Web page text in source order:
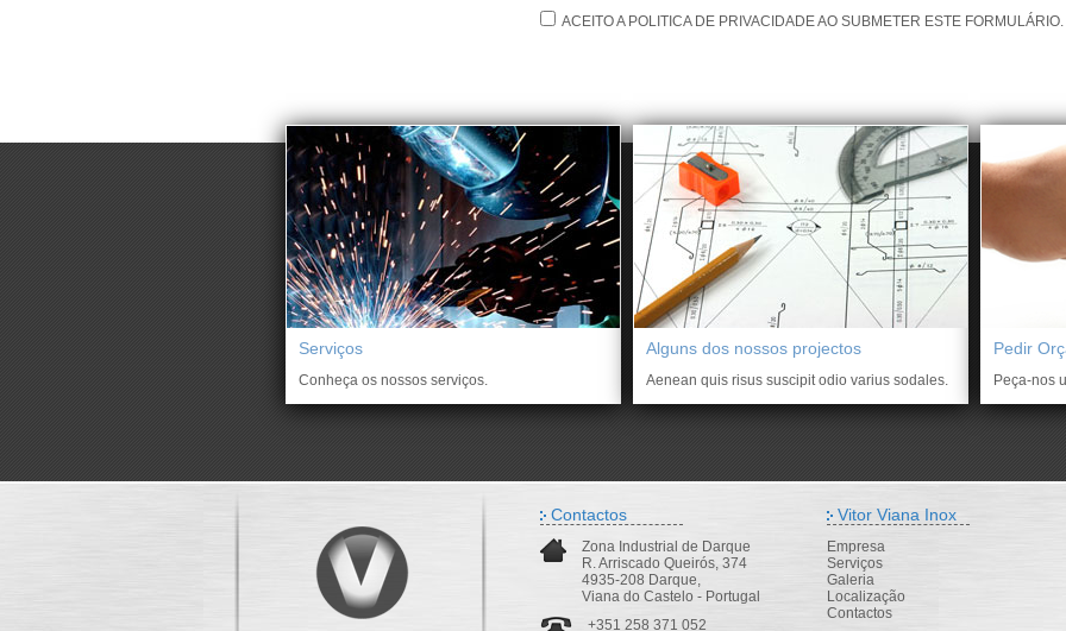
ACEITO A POLITICA DE PRIVACIDADEAO SUBMETER ESTE FORMULÁRIO.
Serviços
Conheça os nossos serviços.
Alguns dos nossos projectos
Aenean quis risus suscipit odio varius sodales.
Pedir
Peça-nos
Contactos
Zona Industrial de Darque
R. Arriscado Queirós, 374
4935-208 Darque,
Viana do Castelo - Portugal
+351 258 371 052
Vitor Viana Inox
Empresa
Serviços
Galeria
Localização
Contactos